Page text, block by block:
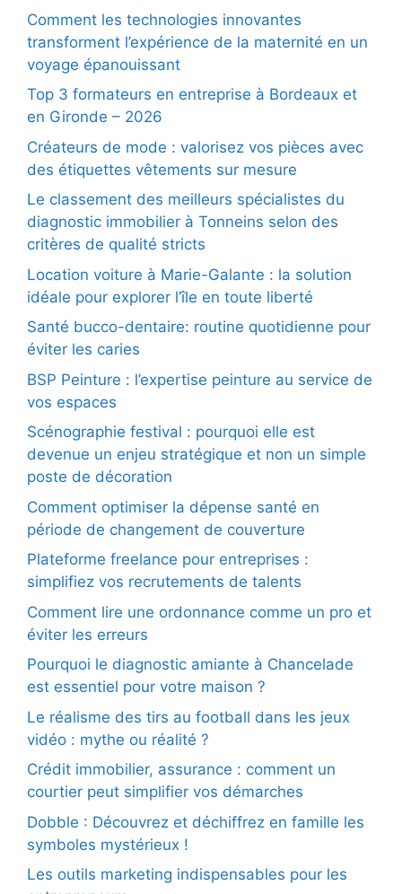
Comment les technologies innovantes
transforment l’expérience de la maternité en un
voyage épanouissant
Top 3 formateurs en entreprise à Bordeaux et
en Gironde – 2026
Créateurs de mode : valorisez vos pièces avec
des étiquettes vêtements sur mesure
Le classement des meilleurs spécialistes du
diagnostic immobilier à Tonneins selon des
critères de qualité stricts
Location voiture à Marie-Galante : la solution
idéale pour explorer l’île en toute liberté
Santé bucco-dentaire: routine quotidienne pour
éviter les caries
BSP Peinture : l’expertise peinture au service de
vos espaces
Scénographie festival : pourquoi elle est
devenue un enjeu stratégique et non un simple
poste de décoration
Comment optimiser la dépense santé en
période de changement de couverture
Plateforme freelance pour entreprises :
simplifiez vos recrutements de talents
Comment lire une ordonnance comme un pro et
éviter les erreurs
Pourquoi le diagnostic amiante à Chancelade
est essentiel pour votre maison ?
Le réalisme des tirs au football dans les jeux
vidéo : mythe ou réalité ?
Crédit immobilier, assurance : comment un
courtier peut simplifier vos démarches
Dobble : Découvrez et déchiffrez en famille les
symboles mystérieux !
Les outils marketing indispensables pour les